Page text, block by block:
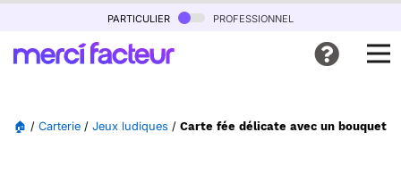
particulier professionnel
🏠 / Carterie / Jeux ludiques / Carte fée délicate avec un bouquet